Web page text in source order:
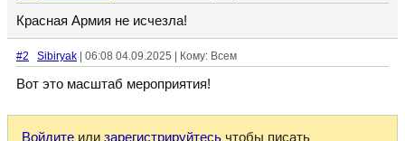
Красная Армия не исчезла!
#2 Sibiryak | 06:08 04.09.2025 | Кому: Всем
Вот это масштаб мероприятия!
Войдите или зарегистрируйтесь чтобы писать